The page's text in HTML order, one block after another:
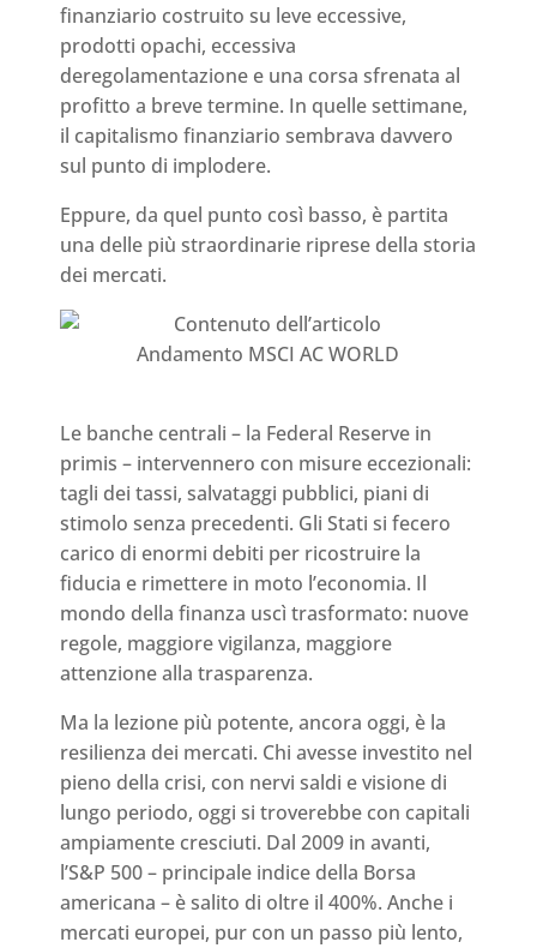
finanziario costruito su leve eccessive,
prodotti opachi, eccessiva
deregolamentazione e una corsa sfrenata al
profitto a breve termine. In quelle settimane,
il capitalismo finanziario sembrava davvero
sul punto di implodere.
Eppure, da quel punto così basso, è partita
una delle più straordinarie riprese della storia
dei mercati.
Andamento MSCI AC WORLD
Le banche centrali – la Federal Reserve in
primis – intervennero con misure eccezionali:
tagli dei tassi, salvataggi pubblici, piani di
stimolo senza precedenti. Gli Stati si fecero
carico di enormi debiti per ricostruire la
fiducia e rimettere in moto l’economia. Il
mondo della finanza uscì trasformato: nuove
regole, maggiore vigilanza, maggiore
attenzione alla trasparenza.
Ma la lezione più potente, ancora oggi, è la
resilienza dei mercati. Chi avesse investito nel
pieno della crisi, con nervi saldi e visione di
lungo periodo, oggi si troverebbe con capitali
ampiamente cresciuti. Dal 2009 in avanti,
l’S&P 500 – principale indice della Borsa
americana – è salito di oltre il 400%. Anche i
mercati europei, pur con un passo più lento,